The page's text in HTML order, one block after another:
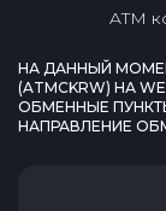
ATM
НА ДАННЫЙ
(ATMCKRW) НА
ОБМЕННЫЕ
НАПРАВЛЕНИЕ